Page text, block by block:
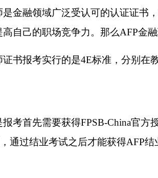
是金融领域广泛受认可的认证证书
高自己的职场竞争力。那么AFP金
证书报考实行的是4E标准，分别在
报考首先需要获得FPSB-China官
通过结业考试之后才能获得AFP结